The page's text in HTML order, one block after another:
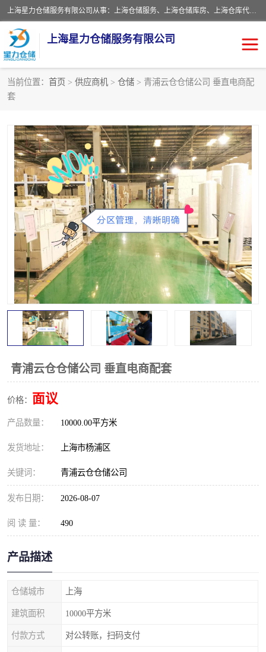
上海星力仓储服务有限公司从事：上海仓储服务、上海仓储库房、上海仓库代运营、上海仓库对外出租、上海仓库外包、上海三方仓储、上海电商仓储代发、上海电商代发货仓库、上海托管仓库、上海仓储配送。上海星力仓储服务有限公司现在拥有100个分仓、10万余平方的标准库房，精炼员工几百名，与几千家客户合作，公司已跻身上海仓储行业前列。欢迎来电咨询！
上海星力仓储服务有限公司
当前位置： 首页 > 供应商机 > 仓储 > 青浦云仓仓储公司 垂直电商配
套
青浦云仓仓储公司 垂直电商配套
价格： 面议
产品数量： 10000.00平方米
发货地址： 上海市杨浦区
关键词： 青浦云仓仓储公司
发布日期： 2026-08-07
阅 读 量： 490
产品描述
仓储城市 上海
建筑面积 10000平方米
付款方式 对公转账，扫码支付
上海仓储配送 上海仓库外包
上海仓库代运营 上海托管仓库
上海第三方仓储 上海仓储服务
仓储 上海电商代发货仓库
上海托管仓库